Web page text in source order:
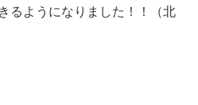
るようになりました！！（北